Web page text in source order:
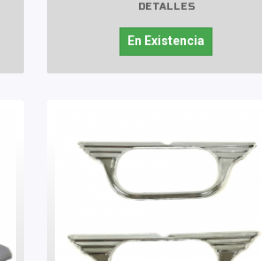
DETALLES
En Existencia